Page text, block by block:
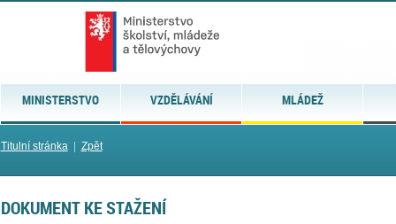
MINISTERSTVO VZDĚLÁVÁNÍ MLÁDEŽ
Titulní stránka| Zpět
DOKUMENT KE STAŽENÍ